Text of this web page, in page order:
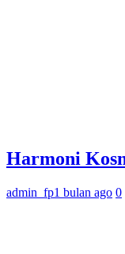
Harmoni
admin_fp1 bulan ago 0